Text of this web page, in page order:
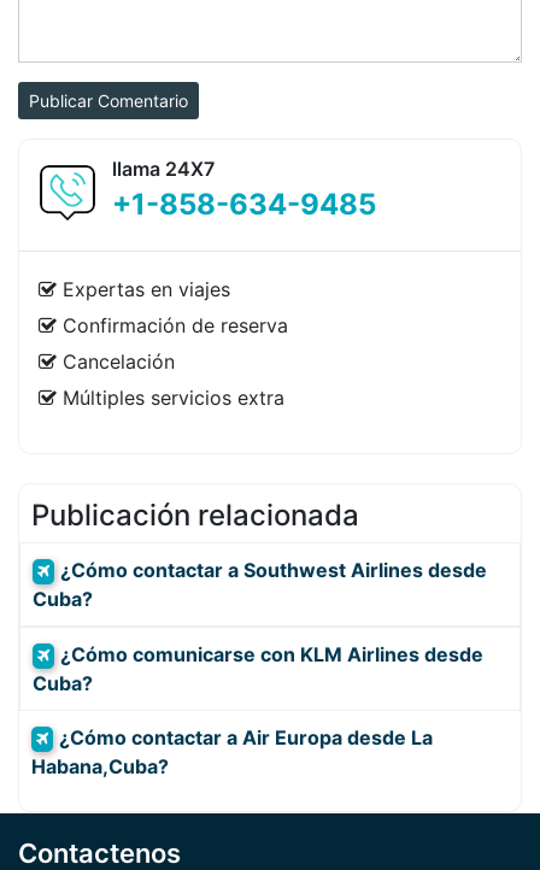
Publicar Comentario
llama 24X7
+1-858-634-9485
Expertas en viajes
Confirmación de reserva
Cancelación
Múltiples servicios extra
Publicación relacionada
¿Cómo contactar a Southwest Airlines desde
Cuba?
¿Cómo comunicarse con KLM Airlines desde
Cuba?
¿Cómo contactar a Air Europa desde La
Habana,Cuba?
Contactenos